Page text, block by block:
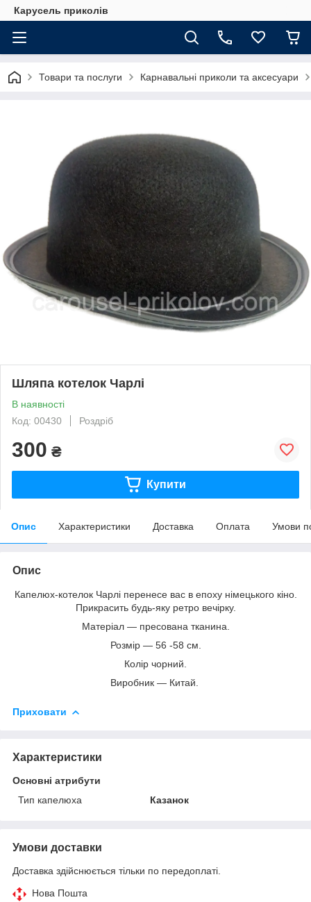
Карусель приколів
Товари та послуги Карнавальні приколи та аксесуари
Шляпа котелок Чарлі
В наявності
Код: 00430
Роздріб
300 ₴
Купити
Опис Характеристики Доставка Оплата Умови
Опис
Капелюх-котелок Чарлі перенесе вас в епоху німецького кіно.
Прикрасить будь-яку ретро вечірку.
Матеріал — пресована тканина.
Розмір — 56 -58 см.
Колір чорний.
Виробник — Китай.
Приховати
Характеристики
Основні атрибути
Тип капелюха
Казанок
Умови доставки
Доставка здійснюється тільки по передоплаті.
Нова Пошта